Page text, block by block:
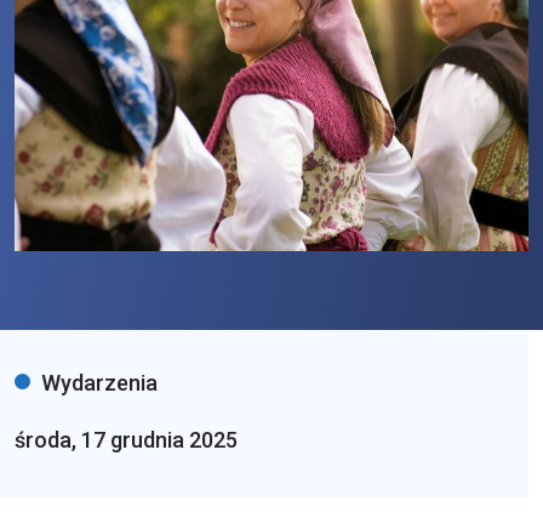
Wydarzenia
środa, 17 grudnia 2025